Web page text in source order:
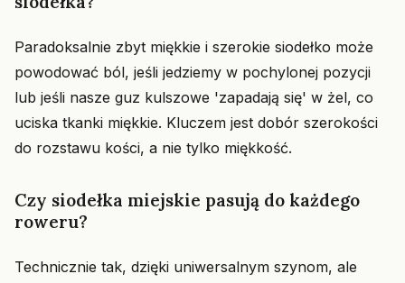
Paradoksalnie zbyt miękkie i szerokie siodełko może
powodować ból, jeśli jedziemy w pochylonej pozycji
lub jeśli nasze guz kulszowe 'zapadają się' w żel, co
uciska tkanki miękkie. Kluczem jest dobór szerokości
do rozstawu kości, a nie tylko miękkość.
Czy siodełka miejskie pasują do każdego
roweru?
Technicznie tak, dzięki uniwersalnym szynom, ale